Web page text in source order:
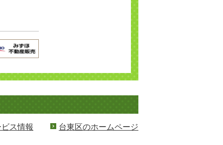
ス情報 台東区のホームページ